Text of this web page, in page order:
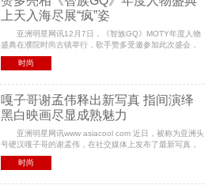
上天入海尽展“疯”姿
亚洲明星网讯12月7日，《智族GQ》MOTY年度人物
盛典在濮院时尚古镇举行，歌手赞多受邀参加此次盛会，
与来自不同领域的演员、歌手、艺术家、企业家等齐聚一
堂。此次盛典赞多身穿不同风格的造型上天入海，以广阔
时尚
嘎子哥谢孟伟释出新写真 指间演绎
黑白映画尽显成熟魅力
亚洲明星网讯www asiacool com 近日，被称为亚洲头
号硬汉嘎子哥的谢孟伟，在社交媒体上发布了最新写真，
一展他独特的个人风格和深邃的内心世界。 作为中国
影视圈的实力派演员，无论文戏、武戏都给观众留
时尚